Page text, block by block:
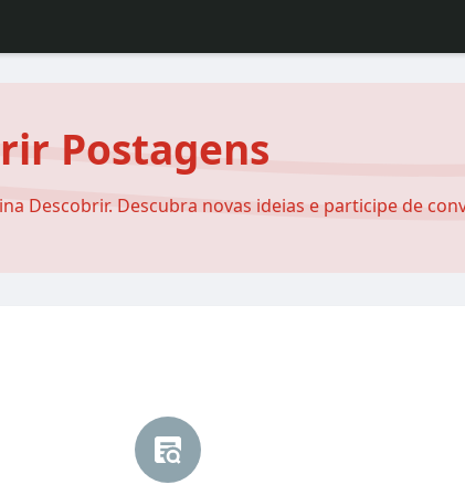
Postagens
Descobrir. Descubra novas ideias e participe de